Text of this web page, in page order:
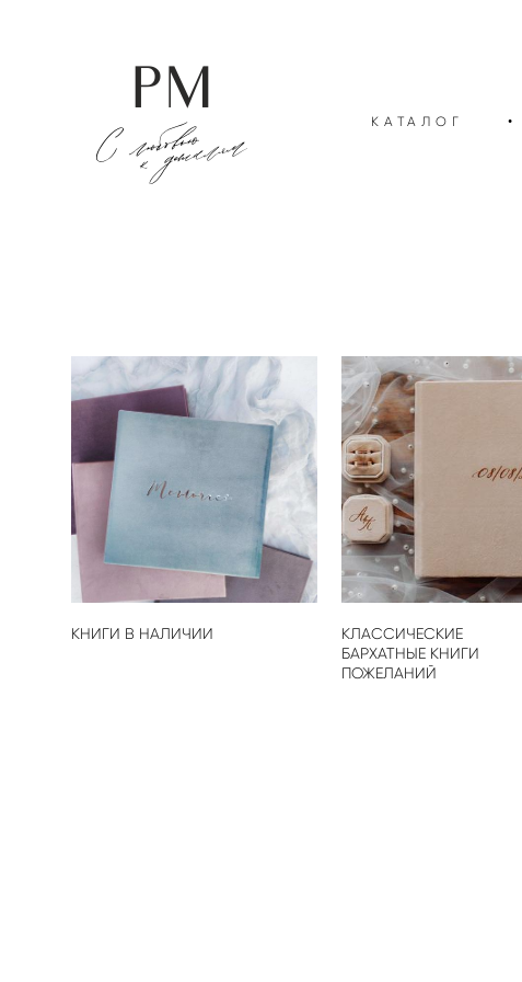
КАТАЛОГ •
КНИГИ В НАЛИЧИИ
КЛАССИЧЕСКИЕ
БАРХАТНЫЕ КНИГИ
ПОЖЕЛАНИЙ